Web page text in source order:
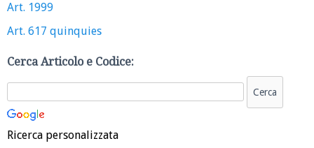
Art. 1999
Art. 617 quinquies
Cerca Articolo e Codice:
Ricerca personalizzata